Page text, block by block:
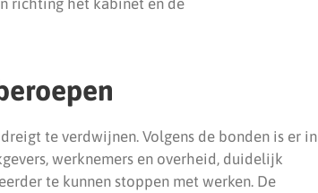
te verdwijnen. Volgens de bonden is er in
werknemers en overheid, duidelijk
te kunnen stoppen met werken. De